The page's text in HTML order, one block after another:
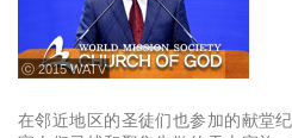
ⓒ 2015 WATV
在邻近地区的圣徒们也参加的献堂